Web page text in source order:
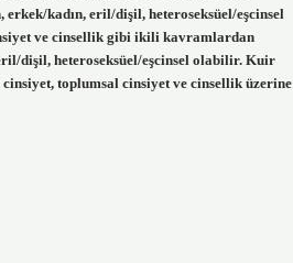
kadın, eril/dişil, heteroseksüel/eşcinsel
ve cinsellik gibi ikili kavramlardan
dişil, heteroseksüel/eşcinsel olabilir. Kuir
toplumsal cinsiyet ve cinsellik üzerine